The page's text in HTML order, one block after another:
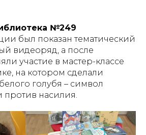
№249
был показан тематический
видеоряд, а после
участие в мастер-классе
на котором сделали
голубя – символ
насилия.